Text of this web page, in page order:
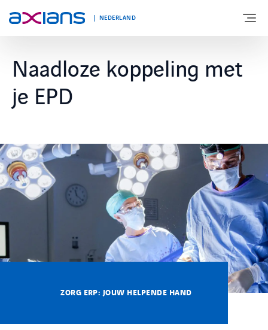
NEDERLAND
OVER AXIANS
MARKTSEGMENT
NIEUWS & INSPIRATIE
Nieuws
Referenties
Naadloze koppeling met
je EPD
ZORG ERP: JOUW HELPENDE HAND